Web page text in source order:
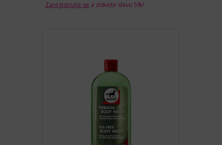
Zaregistrujte se a získejte slevu 5%!